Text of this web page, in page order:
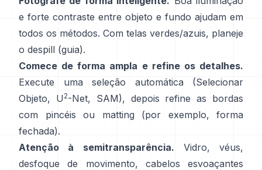
e forte contraste entre objeto e fundo ajudam em
todos os métodos. Com telas verdes/azuis, planeje
o despill (guia).
Comece de forma ampla e refine os detalhes.
Execute uma seleção automática (Selecionar
Objeto, U 2-Net, SAM), depois refine as bordas
com pincéis ou matting (por exemplo,
forma
fechada).
Atenção à semitransparência. Vidro, véus,
desfoque de movimento, cabelos esvoaçantes